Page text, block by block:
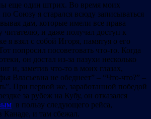
еще один штрих. Во время моих
Союзу я старался всюду записываться
дам, которые имели все права
читателю, и даже получал доступ к
я взял с собой Игоря, памятуя о его
попросил посоветовать что-то. Когда
он достал из-за пазухи несколько
и, заметив что-то в моих глазах,
Власьевна не обеднеет” – “Что-что?” –
При первой же, заработанной победой
за рубеж на Кубу, он отказался
в пользу следующего рейса,
Канаде, и там сбежал.